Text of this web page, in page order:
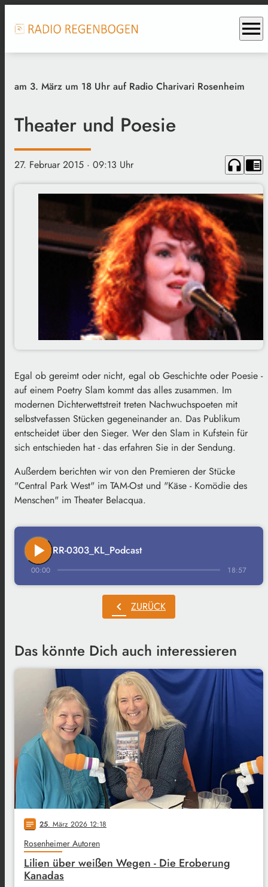
menu
am 3. März um 18 Uhr auf Radio Charivari Rosenheim
Theater und Poesie
27. Februar 2015 · 09:13 Uhr headphones chrome_reader_mode
Egal ob gereimt oder nicht, egal ob Geschichte oder Poesie -
auf einem Poetry Slam kommt das alles zusammen. Im
modernen Dichterwettstreit treten Nachwuchspoeten mit
selbstvefassen Stücken gegeneinander an. Das Publikum
entscheidet über den Sieger. Wer den Slam in Kufstein für
sich entschieden hat - das erfahren Sie in der Sendung.
Außerdem berichten wir von den Premieren der Stücke
"Central Park West" im TAM-Ost und "Käse - Komödie des
Menschen" im Theater Belacqua.
play_arrow RR-0303_KL_Podcast
00:00 18:57
chevron_left ZURÜCK
Das könnte Dich auch interessieren
notes 25. März 2026 12:18
Rosenheimer Autoren
Lilien über weißen Wegen - Die Eroberung
Kanadas